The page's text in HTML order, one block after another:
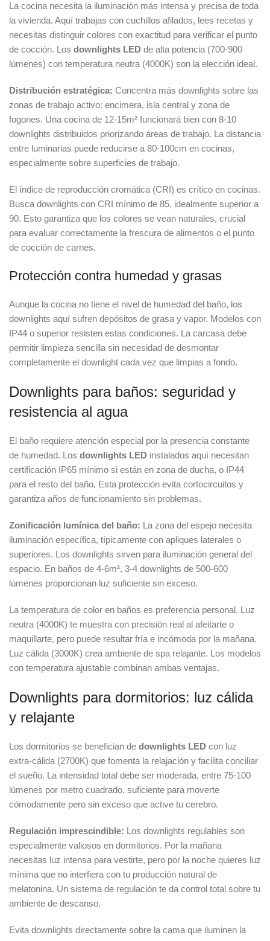
La cocina necesita la iluminación más intensa y precisa de toda
la vivienda. Aquí trabajas con cuchillos afilados, lees recetas y
necesitas distinguir colores con exactitud para verificar el punto
de cocción. Los downlights LED de alta potencia (700-900
lúmenes) con temperatura neutra (4000K) son la elección ideal.
Distribución estratégica: Concentra más downlights sobre las
zonas de trabajo activo: encimera, isla central y zona de
fogones. Una cocina de 12-15m² funcionará bien con 8-10
downlights distribuidos priorizando áreas de trabajo. La distancia
entre luminarias puede reducirse a 80-100cm en cocinas,
especialmente sobre superficies de trabajo.
El índice de reproducción cromática (CRI) es crítico en cocinas.
Busca downlights con CRI mínimo de 85, idealmente superior a
90. Esto garantiza que los colores se vean naturales, crucial
para evaluar correctamente la frescura de alimentos o el punto
de cocción de carnes.
Protección contra humedad y grasas
Aunque la cocina no tiene el nivel de humedad del baño, los
downlights aquí sufren depósitos de grasa y vapor. Modelos con
IP44 o superior resisten estas condiciones. La carcasa debe
permitir limpieza sencilla sin necesidad de desmontar
completamente el downlight cada vez que limpias a fondo.
Downlights para baños: seguridad y
resistencia al agua
El baño requiere atención especial por la presencia constante
de humedad. Los downlights LED instalados aquí necesitan
certificación IP65 mínimo si están en zona de ducha, o IP44
para el resto del baño. Esta protección evita cortocircuitos y
garantiza años de funcionamiento sin problemas.
Zonificación lumínica del baño: La zona del espejo necesita
iluminación específica, típicamente con apliques laterales o
superiores. Los downlights sirven para iluminación general del
espacio. En baños de 4-6m², 3-4 downlights de 500-600
lúmenes proporcionan luz suficiente sin exceso.
La temperatura de color en baños es preferencia personal. Luz
neutra (4000K) te muestra con precisión real al afeitarte o
maquillarte, pero puede resultar fría e incómoda por la mañana.
Luz cálida (3000K) crea ambiente de spa relajante. Los modelos
con temperatura ajustable combinan ambas ventajas.
Downlights para dormitorios: luz cálida
y relajante
Los dormitorios se benefician de downlights LED con luz
extra-cálida (2700K) que fomenta la relajación y facilita conciliar
el sueño. La intensidad total debe ser moderada, entre 75-100
lúmenes por metro cuadrado, suficiente para moverte
cómodamente pero sin exceso que active tu cerebro.
Regulación imprescindible: Los downlights regulables son
especialmente valiosos en dormitorios. Por la mañana
necesitas luz intensa para vestirte, pero por la noche quieres luz
mínima que no interfiera con tu producción natural de
melatonina. Un sistema de regulación te da control total sobre tu
ambiente de descanso.
Evita downlights directamente sobre la cama que iluminen la